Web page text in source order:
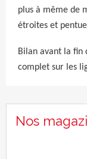
plus à même de
étroites et
Bilan avant la fin
complet sur les
Nos